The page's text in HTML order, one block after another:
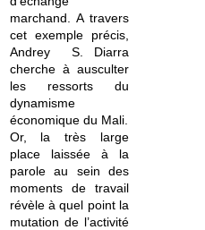
marchand. A travers
cet exemple précis,
Andrey
S. Diarra
cherche à ausculter
les ressorts du
dynamisme
économique du Mali.
Or, la très large
place laissée à la
parole au sein des
moments de travail
révèle à quel point la
mutation de l’activité